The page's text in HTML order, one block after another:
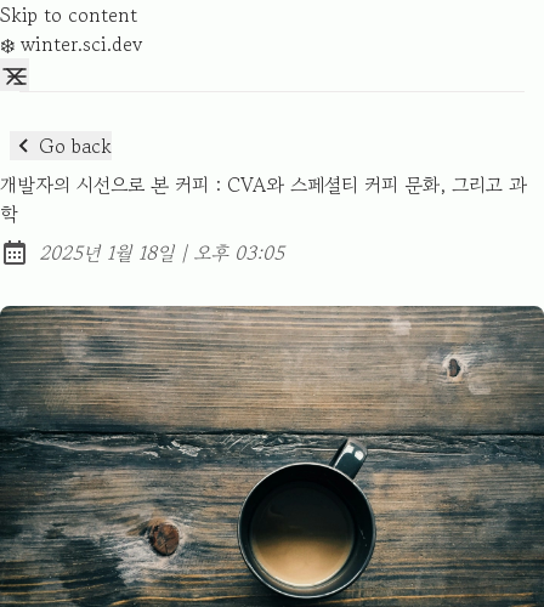
Skip to content
❄️ winter.sci.dev
Go back
개발자의 시선으로 본 커피 : CVA와 스페셜티 커피 문화, 그리고 과
학
Published:
2025년 1월 18일| at
오후 03:05